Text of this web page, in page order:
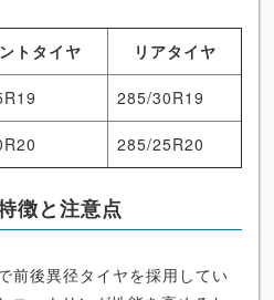
トタイヤ リアタイヤ
285/30R19
285/25R20
徴と注意点
前後異径タイヤを採用してい